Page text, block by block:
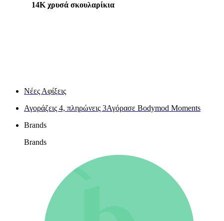
14Κ χρυσά σκουλαρίκια
Nέες Αφίξεις
Αγοράζεις 4, πληρώνεις 3Αγόρασε Bodymod Moments
Brands
Brands